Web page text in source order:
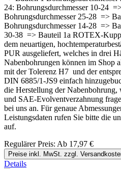
24: Bohrungsdurchmesser 10-24
Bohrungsdurchmesser 25-28 =>
Bohrungsdurchmesser 14-28 =>
30-38 => Bauteil 1a ROTEX-
dem neuartigen,
PUR ausgeliefert, welches in drei
Nabenbohrungen können im Shop
mit der Tolerenz H7 und der
DIN 6885/1-JS9 einfach
die Herstellung der
und SAE-Evolventverzahnung
bei uns an. Für genaue
Leistungsdaten rufen Sie bitte die
auf.
Regulärer Preis: Ab 17,97 €
Preise inkl. MwSt. zzgl.
Details